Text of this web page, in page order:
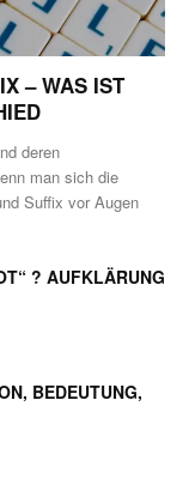
– WAS IST
deren
man sich die
Suffix vor Augen
? AUFKLÄRUNG
BEDEUTUNG,